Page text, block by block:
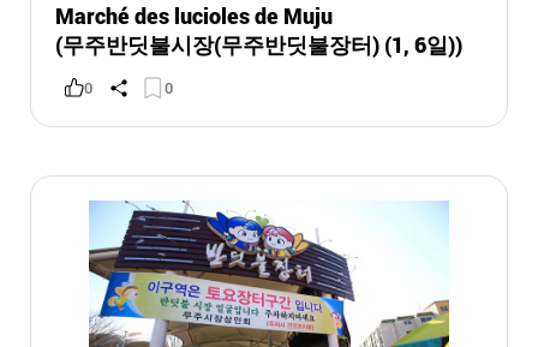
Marché des lucioles de Muju
(무주반딧불시장(무주반딧불장터) (1, 6일))
0 0